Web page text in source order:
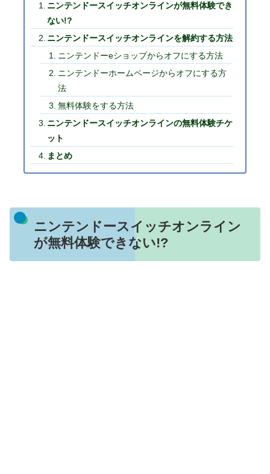
ニンテンドースイッチオンラインが無料体験でき
ない!?
ニンテンドースイッチオンラインを解約する方法
ニンテンドーeショップからオフにする方法
ニンテンドーホームページからオフにする方
法
無料体験をする方法
ニンテンドースイッチオンラインの無料体験チケ
ット
まとめ
ニンテンドースイッチオンライン
が無料体験できない!?